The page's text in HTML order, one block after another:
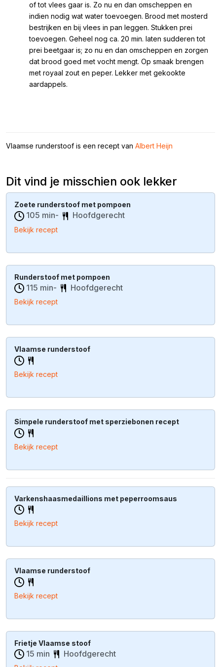
of tot vlees gaar is. Zo nu en dan omscheppen en
indien nodig wat water toevoegen. Brood met mosterd
bestrijken en bij vlees in pan leggen. Stukken prei
toevoegen. Geheel nog ca. 20 min. laten sudderen tot
prei beetgaar is; zo nu en dan omscheppen en zorgen
dat brood goed met vocht mengt. Op smaak brengen
met royaal zout en peper. Lekker met gekookte
aardappels.
Vlaamse runderstoof is een recept van Albert Heijn
Dit vind je misschien ook lekker
Zoete runderstoof met pompoen
105 min- Hoofdgerecht
Bekijk recept
Runderstoof met pompoen
115 min- Hoofdgerecht
Bekijk recept
Vlaamse runderstoof
Bekijk recept
Simpele runderstoof met sperziebonen recept
Bekijk recept
Varkenshaasmedaillions met peperroomsaus
Bekijk recept
Vlaamse runderstoof
Bekijk recept
Frietje Vlaamse stoof
15 min Hoofdgerecht